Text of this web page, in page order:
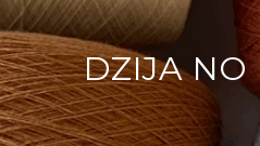
DZIJA NO